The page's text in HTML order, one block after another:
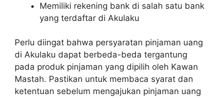
Memiliki rekening bank di salah satu bank
yang terdaftar di Akulaku
Perlu diingat bahwa persyaratan pinjaman uang
di Akulaku dapat berbeda-beda tergantung
pada produk pinjaman yang dipilih oleh Kawan
Mastah. Pastikan untuk membaca syarat dan
ketentuan sebelum mengajukan pinjaman uang